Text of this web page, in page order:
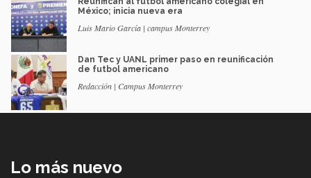
México; inicia nueva era
Luis Mario García | campus Monterrey
Dan Tec y UANL primer paso en reunificación
de futbol americano
Redacción | Campus Monterrey
Lo más nuevo